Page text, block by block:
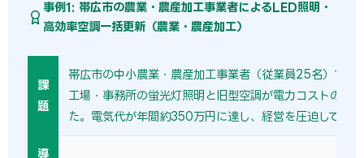
事例1: 帯広市の農業・農産加工事業者によるLED照明・
高効率空調一括更新（農業・農産加工）
課
題
帯広市の中小農業・農産加工事業者（従業員25名）では
工場・事務所の蛍光灯照明と旧型空調が電力コストの主
た。電気代が年間約350万円に達し、経営を圧迫してい
導